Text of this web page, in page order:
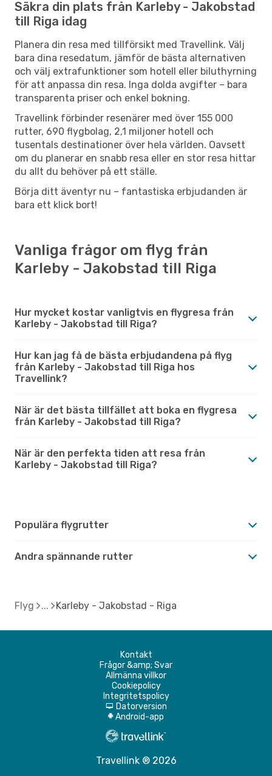
Säkra din plats från Karleby - Jakobstad
till Riga idag
Planera din resa med tillförsikt med Travellink. Välj
bara dina resedatum, jämför de bästa alternativen
och välj extrafunktioner som hotell eller biluthyrning
för att anpassa din resa. Inga dolda avgifter – bara
transparenta priser och enkel bokning.
Travellink förbinder resenärer med över 155 000
rutter, 690 flygbolag, 2,1 miljoner hotell och
tusentals destinationer över hela världen. Oavsett
om du planerar en snabb resa eller en stor resa hittar
du allt du behöver på ett ställe.
Börja ditt äventyr nu – fantastiska erbjudanden är
bara ett klick bort!
Vanliga frågor om flyg från
Karleby - Jakobstad till Riga
Hur mycket kostar vanligtvis en flygresa från
Karleby - Jakobstad till Riga?
Hur kan jag få de bästa erbjudandena på flyg
från Karleby - Jakobstad till Riga hos
Travellink?
När är det bästa tillfället att boka en flygresa
från Karleby - Jakobstad till Riga?
När är den perfekta tiden att resa från
Karleby - Jakobstad till Riga?
Populära flygrutter
Andra spännande rutter
Flyg Karleby - Jakobstad - Riga
Kontakt
Frågor &amp; Svar
Allmänna villkor
Cookiepolicy
Integritetspolicy
d Datorversion
A Android-app
Travellink ® 2026